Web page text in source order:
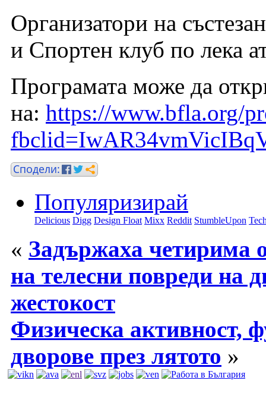
Организатори на
и Спортен клуб по лека
Програмата може да
на: https://www.bfla.org/
Популяризирай
Delicious Digg Design Float Mixx Reddit StumbleUpon
« Задържаха четирима
на телесни повреди на
жестокост
Физическа активност,
дворове през лятото »